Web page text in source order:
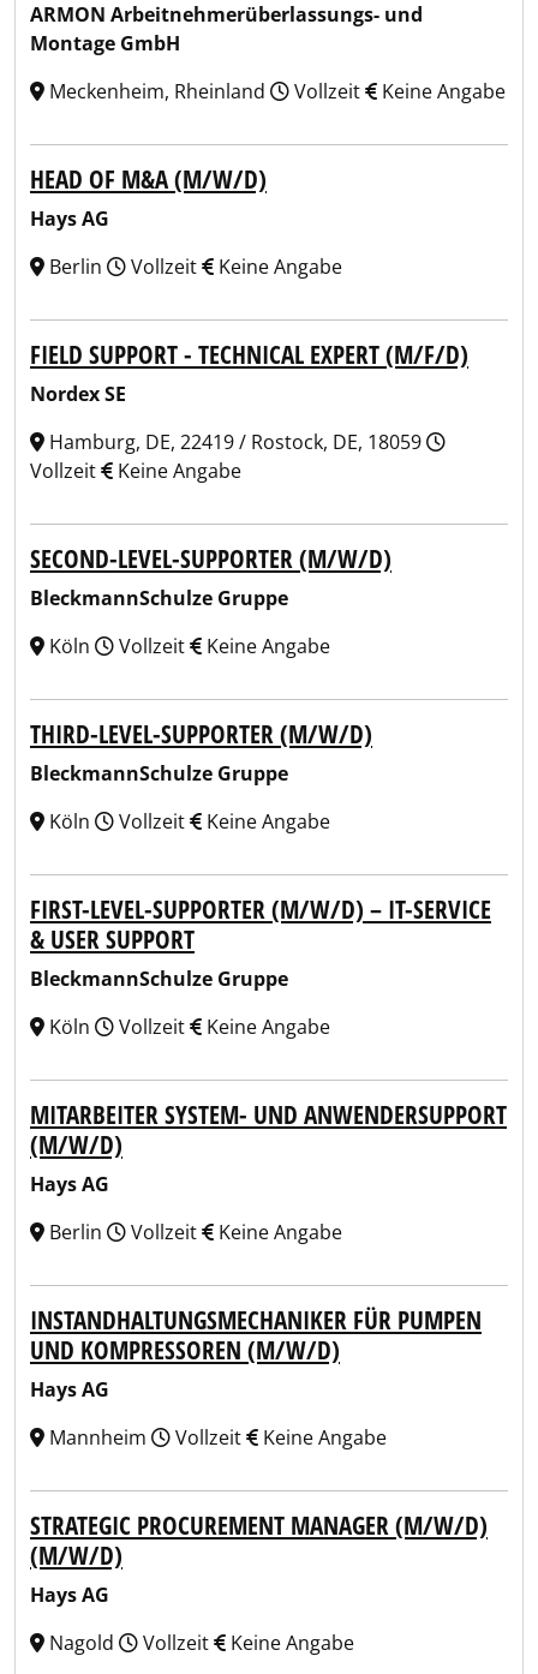
ARMON Arbeitnehmerüberlassungs- und
Montage GmbH
Meckenheim, Rheinland
Vollzeit Keine Angabe
HEAD OF M&A (M/W/D)
Hays AG
Berlin
Vollzeit Keine Angabe
FIELD SUPPORT - TECHNICAL EXPERT (M/F/D)
Nordex SE
Hamburg, DE, 22419 / Rostock, DE, 18059
Vollzeit
Keine Angabe
SECOND-LEVEL-SUPPORTER (M/W/D)
BleckmannSchulze Gruppe
Köln
Vollzeit Keine Angabe
THIRD-LEVEL-SUPPORTER (M/W/D)
BleckmannSchulze Gruppe
Köln
Vollzeit Keine Angabe
FIRST-LEVEL-SUPPORTER (M/W/D) – IT-SERVICE
& USER SUPPORT
BleckmannSchulze Gruppe
Köln
Vollzeit Keine Angabe
MITARBEITER SYSTEM- UND ANWENDERSUPPORT
(M/W/D)
Hays AG
Berlin
Vollzeit Keine Angabe
INSTANDHALTUNGSMECHANIKER FÜR PUMPEN
UND KOMPRESSOREN (M/W/D)
Hays AG
Mannheim
Vollzeit Keine Angabe
STRATEGIC PROCUREMENT MANAGER (M/W/D)
(M/W/D)
Hays AG
Nagold
Vollzeit Keine Angabe